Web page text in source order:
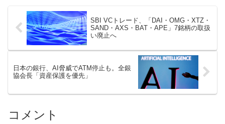
SBI VCトレード、「DAI・OMG・XTZ・
SAND・AXS・BAT・APE」7銘柄の取扱
い廃止へ
日本の銀行、AI脅威でATM停止も。全銀
協会長「資産保護を優先」
コメント